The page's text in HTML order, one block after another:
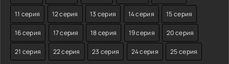
11 серия 12 серия 13 серия 14 серия 15 серия
16 серия 17 серия 18 серия 19 серия 20 серия
21 серия 22 серия 23 серия 24 серия 25 серия